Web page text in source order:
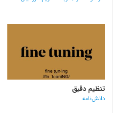
تنظیم دقیق
دانش‌نامه